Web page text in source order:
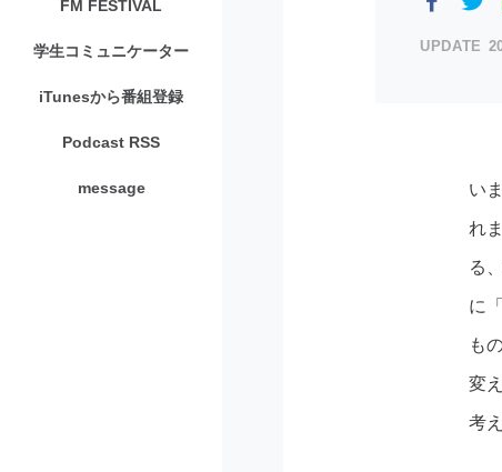
FM FESTIVAL
学生コミュニケーター
iTunesから番組登録
Podcast RSS
message い
れ
る
に
も
変
考